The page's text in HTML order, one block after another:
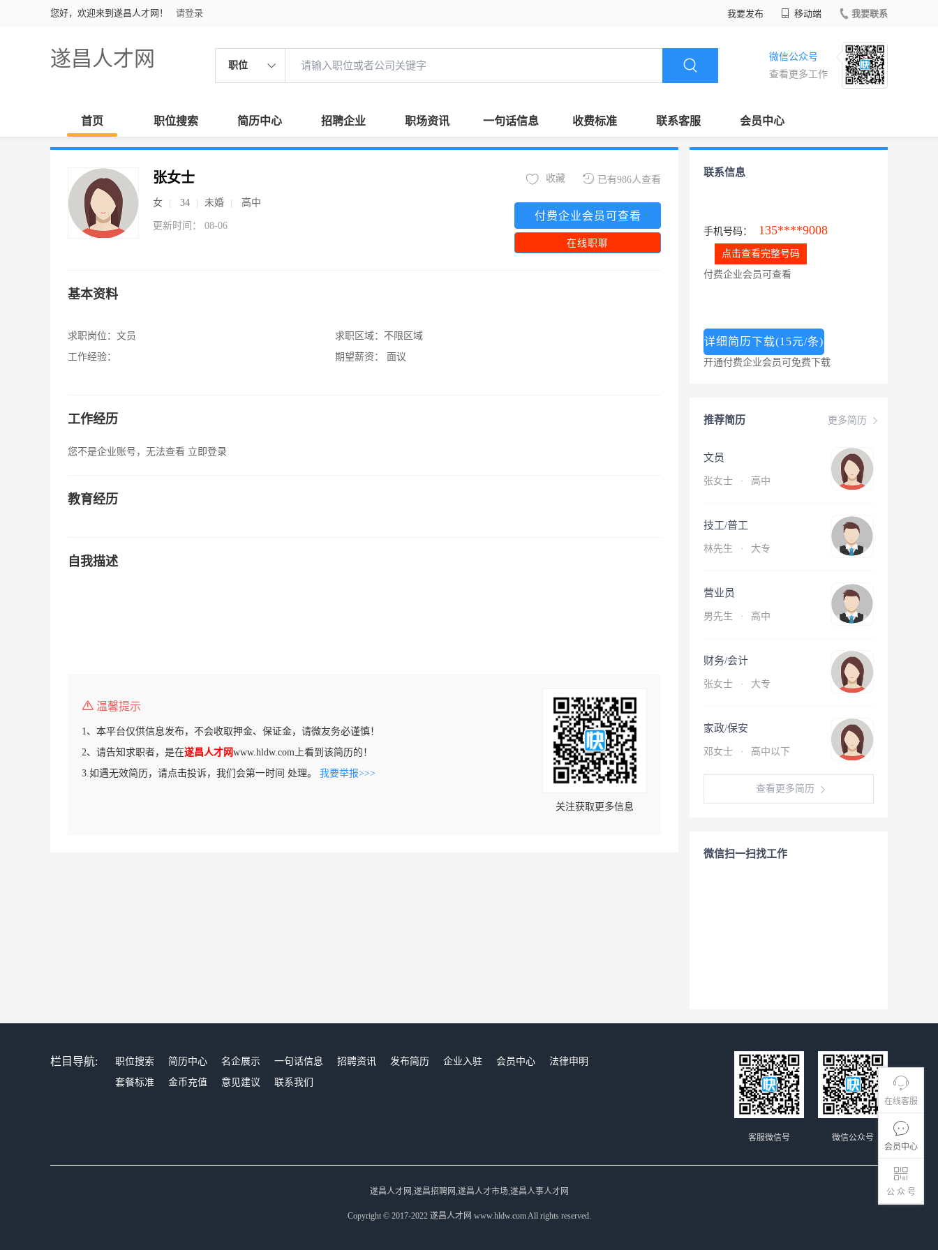
您好，欢迎来到遂昌人才网！ 请登录 我要发布 移动端 我要联系
遂昌人才网 职位
微信公众号
查看更多工作
首页 职位搜索 简历中心 招聘企业 职场资讯 一句话信息 收费标准 联系客服 会员中心
在线客服
会员中心
公 众 号
张女士
女 34 未婚 高中
更新时间： 08-06
已有986人查看
收藏
付费企业会员可查看
在线职聊
基本资料
求职岗位： 文员
工作经验：
求职区域： 不限区域
期望薪资：
面议
工作经历
您不是企业账号，无法查看 立即登录
教育经历
自我描述
温馨提示
1、本平台仅供信息发布，不会收取押金、保证金，请微友务必谨慎！
2、请告知求职者，是在遂昌人才网www.hldw.com上看到该简历的！
3.如遇无效简历，请点击投诉，我们会第一时间 处理。 我要举报>>>
关注获取更多信息
联系信息
手机号码： 135****9008
点击查看完整号码
付费企业会员可查看
详细简历下载(15元/条)
开通付费企业会员可免费下载
更多简历
推荐简历
文员
张女士 · 高中
技工/普工
林先生 · 大专
营业员
男先生 · 高中
财务/会计
张女士 · 大专
家政/保安
邓女士 · 高中以下
查看更多简历
微信扫一扫找工作
栏目导航: 职位搜索 简历中心 名企展示 一句话信息 招聘资讯 发布简历 企业入驻 会员中心
法律申明
套餐标准
金币充值 意见建议 联系我们
微信公众号
客服微信号
遂昌人才网,遂昌招聘网,遂昌人才市场,遂昌人事人才网
Copyright © 2017-2022 遂昌人才网 www.hldw.com All rights reserved.